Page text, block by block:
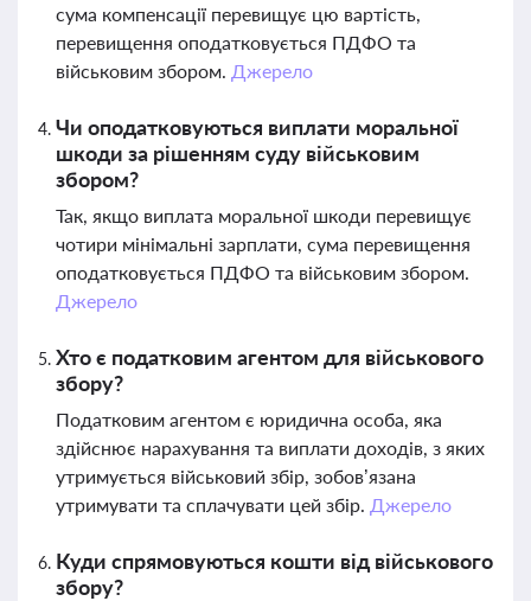
сума компенсації перевищує цю вартість,
перевищення оподатковується ПДФО та
військовим збором. Джерело
Чи оподатковуються виплати моральної
шкоди за рішенням суду військовим
збором?
Так, якщо виплата моральної шкоди перевищує
чотири мінімальні зарплати, сума перевищення
оподатковується ПДФО та військовим збором.
Джерело
Хто є податковим агентом для військового
збору?
Податковим агентом є юридична особа, яка
здійснює нарахування та виплати доходів, з яких
утримується військовий збір, зобов’язана
утримувати та сплачувати цей збір. Джерело
Куди спрямовуються кошти від військового
збору?